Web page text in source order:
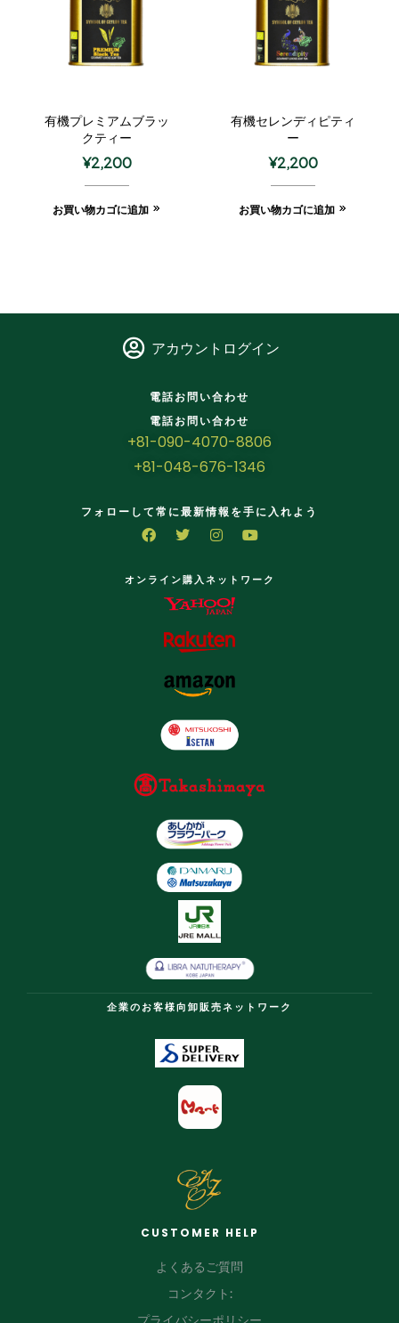
有機プレミアムブラッ
クティー
¥2,200
お買い物カゴに追加
有機セレンディピティ
ー
¥2,200
お買い物カゴに追加
アカウントログイン
電話お問い合わせ
電話お問い合わせ
+81-090-4070-8806
+81-048-676-1346
フォローして常に最新情報を手に入れよう
オンライン購入ネットワーク
企業のお客様向卸販売ネットワーク
CUSTOMER HELP
よくあるご質問
コンタクト: